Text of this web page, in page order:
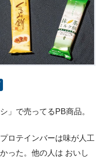
」で売ってるPB商品。
ロテインバーは味が人工
った。他の人は おいし